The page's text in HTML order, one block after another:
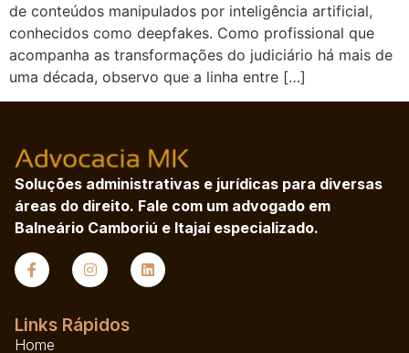
de conteúdos manipulados por inteligência artificial,
conhecidos como deepfakes. Como profissional que
acompanha as transformações do judiciário há mais de
uma década, observo que a linha entre […]
Soluções administrativas e jurídicas para diversas
áreas do direito. Fale com um advogado em
Balneário Camboriú e Itajaí especializado.
Links Rápidos
Home